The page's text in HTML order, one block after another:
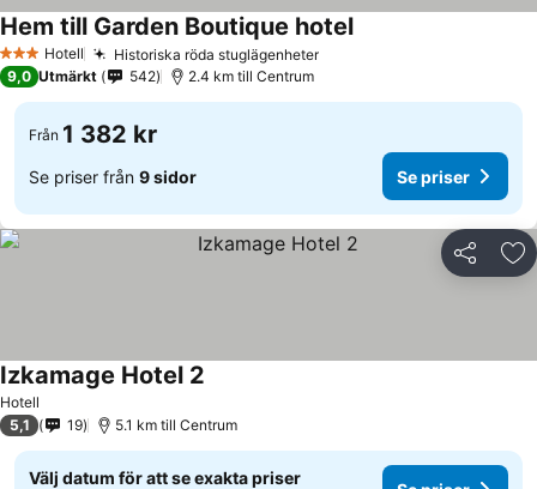
3 StjärnorHotell Historiska röda stuglägenheter
Hem till Garden Boutique hotel
9,0 Utmärkt 542 2.4 km till Centrum
Från 1 382 kr
Se priser från 9 sidor Se priser
Dela
Hotell
Izkamage Hotel 2
5,1 19 5.1 km till Centrum
Välj datum för att se exakta priser